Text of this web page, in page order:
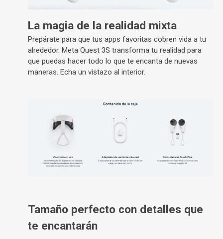
La magia de la realidad mixta
Prepárate para que tus apps favoritas cobren vida a tu
alrededor. Meta Quest 3S transforma tu realidad para
que puedas hacer todo lo que te encanta de nuevas
maneras. Echa un vistazo al interior.
Tamaño perfecto con detalles que
te encantarán